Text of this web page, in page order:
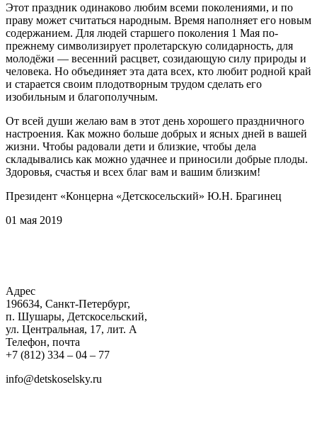
Этот праздник одинаково любим всеми поколениями, и по
праву может считаться народным. Время наполняет его новым
содержанием. Для людей старшего поколения 1 Мая по-
прежнему символизирует пролетарскую солидарность, для
молодёжи — весенний расцвет, созидающую силу природы и
человека. Но объединяет эта дата всех, кто любит родной край
и старается своим плодотворным трудом сделать его
изобильным и благополучным.
От всей души желаю вам в этот день хорошего праздничного
настроения. Как можно больше добрых и ясных дней в вашей
жизни. Чтобы радовали дети и близкие, чтобы дела
складывались как можно удачнее и приносили добрые плоды.
Здоровья, счастья и всех благ вам и вашим близким!
Президент «Концерна «Детскосельский» Ю.Н. Брагинец
01 мая 2019
Адрес
196634, Санкт-Петербург,
п. Шушары, Детскосельский,
ул. Центральная, 17, лит. А
Телефон, почта
+7 (812) 334 – 04 – 77
info@detskoselsky.ru